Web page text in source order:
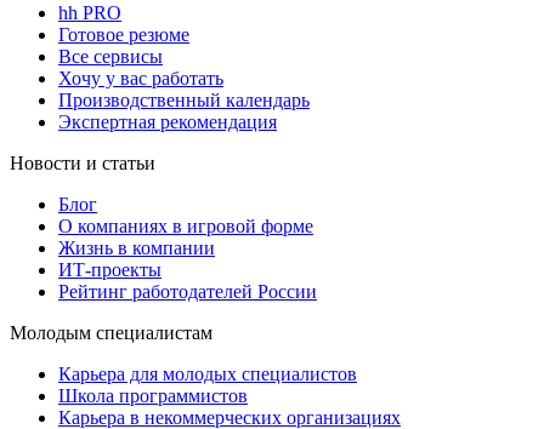
hh PRO
Готовое резюме
Все сервисы
Хочу у вас работать
Производственный календарь
Экспертная рекомендация
Новости и статьи
Блог
О компаниях в игровой форме
Жизнь в компании
ИТ-проекты
Рейтинг работодателей России
Молодым специалистам
Карьера для молодых специалистов
Школа программистов
Карьера в некоммерческих организациях